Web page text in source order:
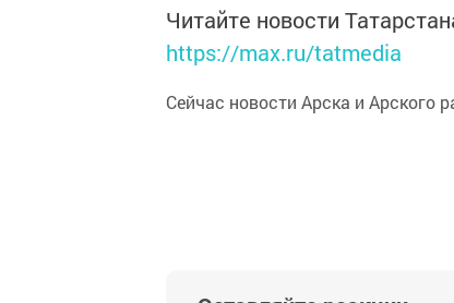
Читайте новости
https://max.ru/tatmedia
Сейчас новости Арска и Арского